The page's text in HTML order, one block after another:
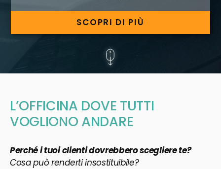
SCOPRI DI PIÙ
L’OFFICINA DOVE TUTTI
VOGLIONO ANDARE
Perché i tuoi clienti dovrebbero scegliere te?
Cosa può renderti insostituibile?